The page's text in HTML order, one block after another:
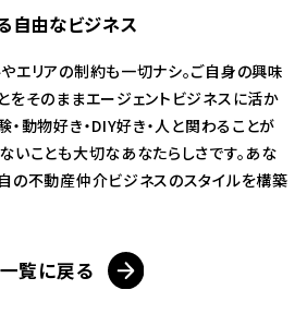
自由なビジネス
エリアの制約も一切ナシ。ご自身の興味
をそのままエージェントビジネスに活か
・動物好き・DIY好き・人と関わることが
いことも大切なあなたらしさです。あな
の不動産仲介ビジネスのスタイルを構築
一覧に戻る